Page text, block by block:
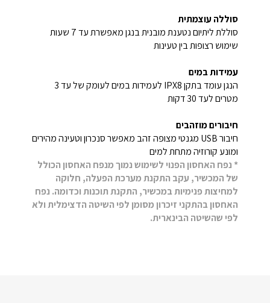
סוללה עוצמתית
סוללת ליתיום נטענת מובנית בנגן מאפשרת עד 7 שעות
שימוש רצופות בין טעינות
עמידות במים
הנגן עומד בתקןIPX8
לעמידות במים לעומק של עד 3
מטרים לעד 30 דקות
חיבורים מוזהבים
חיבורUSB מגנטי מצופה זהב מאפשר סנכרון וטעינה מהירים
ומונע קורוזיה מתחת למים
* נפח האחסון הפנוי לשימוש נמוך מנפח האחסון הכולל
של המכשיר, עקב התקנת מערכת הפעלה, חלוקה
למחיצות פנימיות במכשיר, התקנת תוכנות וכדומה. נפח
האחסון בהתקני זיכרון מסומן לפי השיטה הדצימלית ולא
לפי שהשיטה הבינארית.